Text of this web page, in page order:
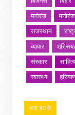
मनोरंज
राजस्थान
व्यापार
संस्कार
स्वास्थ्य
जरा हटके